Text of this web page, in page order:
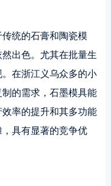
统的石膏和陶瓷模
出色。尤其在批量生
在浙江义乌众多的小
的需求，石墨模具能
率的提升和其多功能
具有显著的竞争优